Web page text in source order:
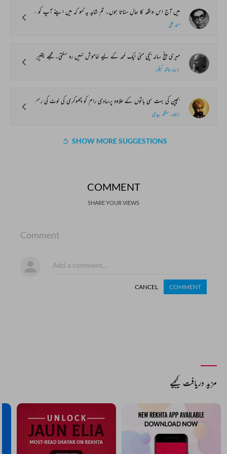
میں آج اس واقعہ کا حال سناتا ہوں۔ تم شاید یہ کہو کہ میں اپنے آپ کو دھوکا دے رہا ہوں۔ لیکن تم نے کبھی اس بات کا تو مشاہدہ کیا ہوگا کہ وہ شخص جو زندگی سے محبت کرتا ہے کبھی کبھی ایسی حرکتیں بھی کر بیٹھتا ہے جن سے سردمہری اور زندگی سے نفرت ٹپکتی ہے۔
احمد علی
میری پنج سالہ بچی منی ایک لمحہ کے لیے خاموش نہیں رہ سکتی۔ مجھے یقین ہے کہ اس نے اپنی تمام عمر میں ایک لمحہ بھی خاموشی میں ضائع نہیں کیا۔ اس کی ماں اکثر اس سے تنگ آکر اسے کوستی لیکن میں نہیں۔ میرے نزدیک منی کو خاموش دیکھنا غیر فطری بات ہے۔ میں اسے برداشت نہیں کر سکتا۔ اس لیے میں اس کے ساتھ ہمیشہ محبت بھری باتیں کرتا ہوں۔
رابندرناتھ ٹیگور
بچپن کی بہت سی باتوں کے علاوہ پرسادی رام کو چھوکری کی لوٹ کی رسم اچھی طرح یاد تھی۔
راجندر سنگھ بیدی
SHOW MORE SUGGESTIONS
COMMENT
SHARE YOUR VIEWS
Comment
CANCEL COMMENT
مزید دریافت کیجیے